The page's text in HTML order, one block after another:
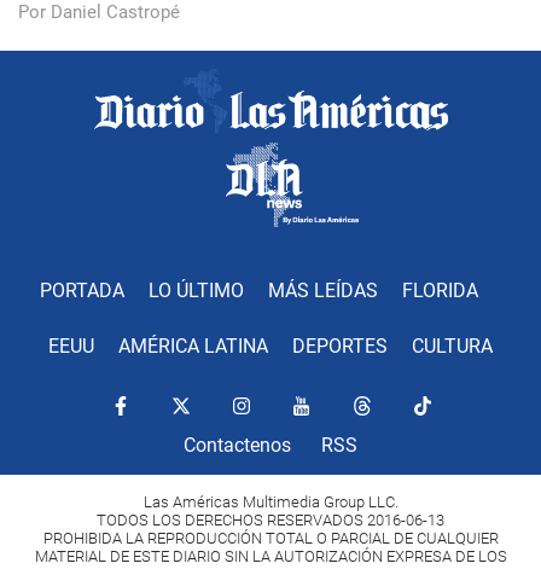
Por Daniel Castropé
PORTADA LO ÚLTIMO MÁS LEÍDAS FLORIDA
EEUU AMÉRICA LATINA DEPORTES CULTURA
Contactenos RSS
Las Américas Multimedia Group LLC.
TODOS LOS DERECHOS RESERVADOS 2016-06-13
PROHIBIDA LA REPRODUCCIÓN TOTAL O PARCIAL DE CUALQUIER
MATERIAL DE ESTE DIARIO SIN LA AUTORIZACIÓN EXPRESA DE LOS